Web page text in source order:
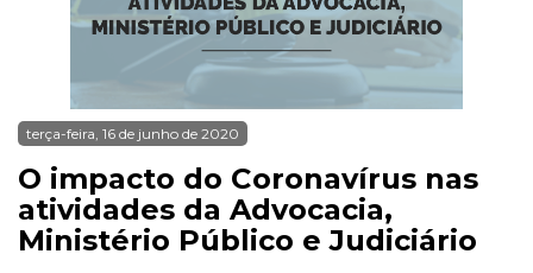
terça-feira, 16 de junho de 2020
O impacto do Coronavírus nas
atividades da Advocacia,
Ministério Público e Judiciário